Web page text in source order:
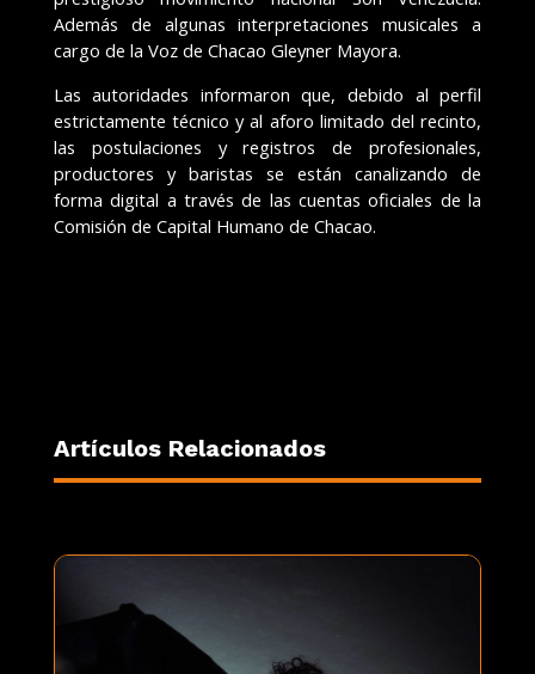
Además de algunas interpretaciones musicales a
cargo de la Voz de Chacao Gleyner Mayora.
Las autoridades informaron que, debido al perfil
estrictamente técnico y al aforo limitado del recinto,
las postulaciones y registros de profesionales,
productores y baristas se están canalizando de
forma digital a través de las cuentas oficiales de la
Comisión de Capital Humano de Chacao.
Artículos Relacionados